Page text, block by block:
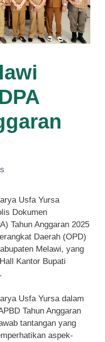
Usfa Yursa
Dokumen
Tahun Anggaran 2025
Daerah (OPD)
Melawi, yang
Kantor Bupati
Usfa Yursa dalam
Tahun Anggaran
tantangan yang
aspek-